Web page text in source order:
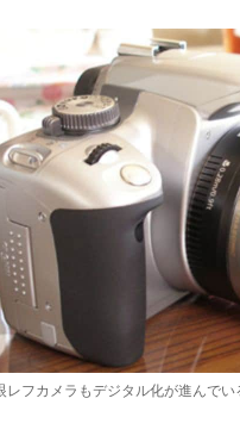
レフカメラもデジタル化が進んでい